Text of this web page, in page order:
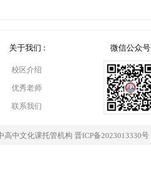
关于我们 :
校区介绍
优秀老师
联系我们
微信公众号
高中文化课托管机构 晋ICP备2023013330号